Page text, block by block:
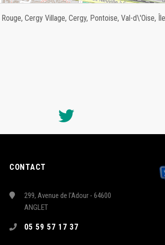
Cergy Village, Cergy, Pontoise, Val-d\'Oise,
CONTACT
299, Avenue de l'Adour - 64600
ANGLET
05 59 57 17 37